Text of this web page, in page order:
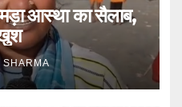
आस्था का सैलाब,
SHARMA